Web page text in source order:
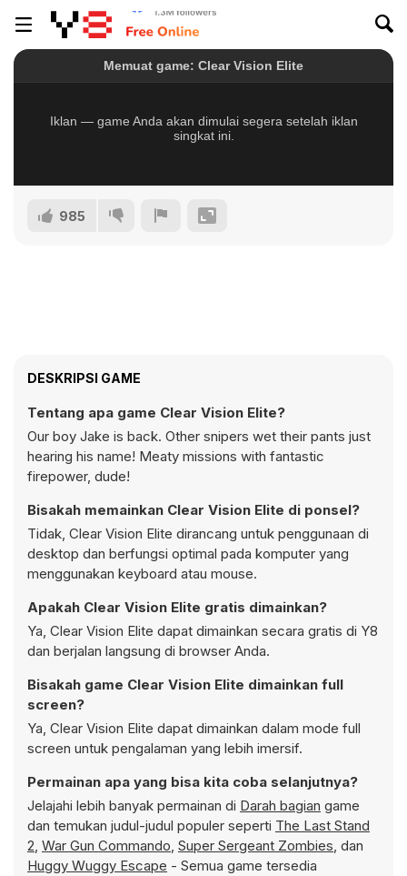
985
DESKRIPSI GAME
Tentang apa game Clear Vision Elite?
Our boy Jake is back. Other snipers wet their pants just
hearing his name! Meaty missions with fantastic
firepower, dude!
Bisakah memainkan Clear Vision Elite di ponsel?
Tidak, Clear Vision Elite dirancang untuk penggunaan di
desktop dan berfungsi optimal pada komputer yang
menggunakan keyboard atau mouse.
Apakah Clear Vision Elite gratis dimainkan?
Ya, Clear Vision Elite dapat dimainkan secara gratis di Y8
dan berjalan langsung di browser Anda.
Bisakah game Clear Vision Elite dimainkan full
screen?
Ya, Clear Vision Elite dapat dimainkan dalam mode full
screen untuk pengalaman yang lebih imersif.
Permainan apa yang bisa kita coba selanjutnya?
Jelajahi lebih banyak permainan di Darah bagian game
dan temukan judul-judul populer seperti The Last Stand
2, War Gun Commando, Super Sergeant Zombies, dan
Huggy Wuggy Escape - Semua game tersedia